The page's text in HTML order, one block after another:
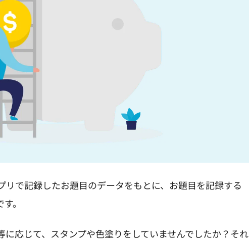
で記録したお題目のデータをもとに、お題目を記録する
。
応じて、スタンプや色塗りをしていませんでしたか？それ